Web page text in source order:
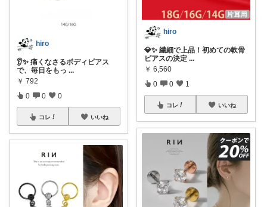
hiro
👂✨ 痛くなさるボディピアス
で、毎日をもっ ...
￥ 792
0 0 0
コレ いいね
hiro
💎✨ 繊細で上品！初めての軟骨
ピアスの決定 ...
￥ 6,560
0 0 1
コレ いいね